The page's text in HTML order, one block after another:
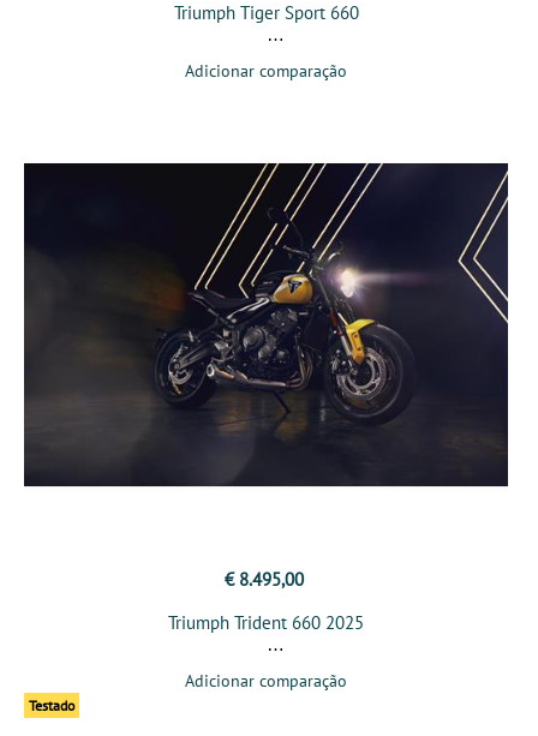
Triumph Tiger Sport 660
Adicionar comparação
€ 8.495,00
Triumph Trident 660 2025
Adicionar comparação
Testado